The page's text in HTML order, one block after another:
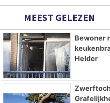
MEEST GELEZEN
Bewoner
Helder